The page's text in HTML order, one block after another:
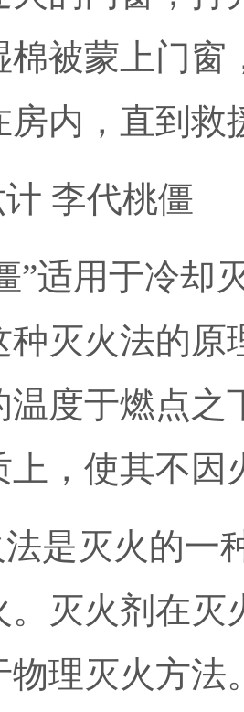
棉被蒙上门窗
房内，直到救
李代桃僵
”适用于冷却
种灭火法的
温度于燃点
上，使其不
是灭火的一
。灭火剂在灭
物理灭火方法